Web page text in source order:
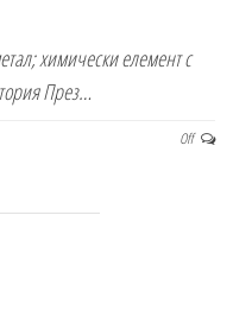
химически елемент с
През…
Off